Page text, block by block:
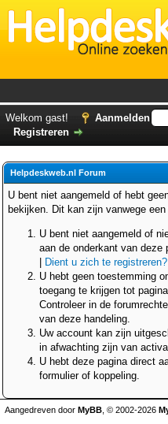
Welkom gast!
Aanmelden
Registreren
Helpdeskweb.nl Forum
U bent niet aangemeld of hebt
bekijken. Dit kan zijn vanwege
U bent niet aangemeld of
aan de onderkant van deze
Dient u zich te registreren?
U hebt geen toestemming
toegang te krijgen tot
Controleer in de
van deze handeling.
Uw account kan zijn
in afwachting zijn van
U hebt deze pagina direct
formulier of koppeling.
Aangedreven door MyBB , © 2002-2026